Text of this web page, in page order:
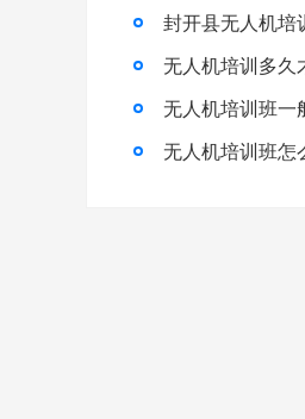
封开县无人机培
无人机培训多久
无人机培训班怎